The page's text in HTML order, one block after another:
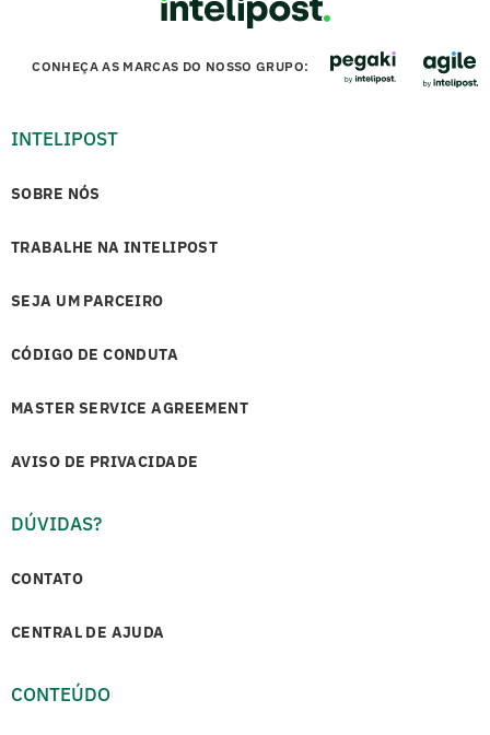
CONHEÇA AS MARCAS DO NOSSO GRUPO:
INTELIPOST
SOBRE NÓS
TRABALHE NA INTELIPOST
SEJA UM PARCEIRO
CÓDIGO DE CONDUTA
MASTER SERVICE AGREEMENT
AVISO DE PRIVACIDADE
DÚVIDAS?
CONTATO
CENTRAL DE AJUDA
CONTEÚDO